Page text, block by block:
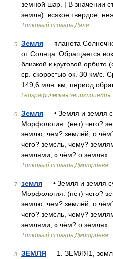
земной шар. | В значении
земля): всякое твердое,
Толковый словарь Даля
5 Земля — планета
от Солнца. Обращается
близкой к круговой орбите
ср. скоростью ок. 30 км/с.
149,6 млн. км, период
Географическая энциклопедия
6 Земля — • Земля и земля
Морфология: (нет) чего?
землю, чем? землёй, о
чего? земель, чему?
землями, о чём? о землях
Толковый словарь Дмитриева
7 земля — • Земля и земля
Морфология: (нет) чего?
землю, чем? землёй, о
чего? земель, чему?
землями, о чём? о землях
Толковый словарь Дмитриева
8 ЗЕМЛЯ — 1. ЗЕМЛЯ1,